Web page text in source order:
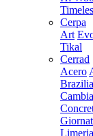
Cerpa
Art
Tikal
Cerrad
Acero
Cambia
Limeria